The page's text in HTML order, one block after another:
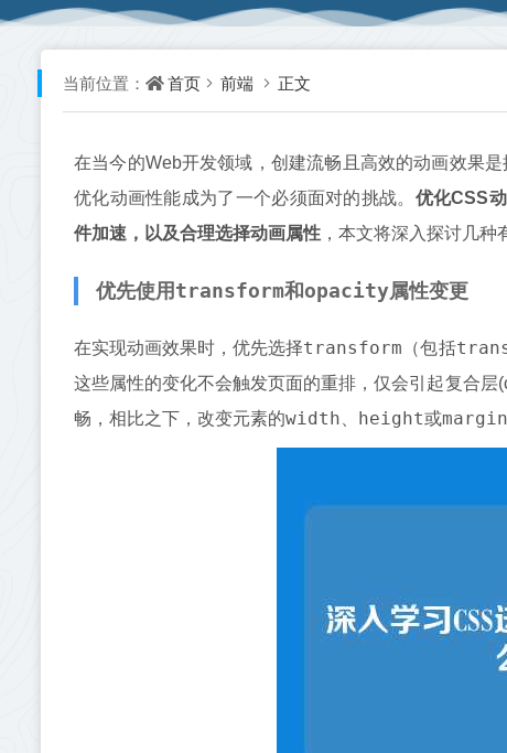
当前位置： 首页 前端 正文
在当今的Web开发领域，创建流畅且高效的动画效果
优化动画性能成为了一个必须面对的挑战。 优化CSS
件加速，以及合理选择动画属性 ，本文将深入探讨几种
优先使用 transform和 opacity属性变更
在实现动画效果时，优先选择transform （包括
这些属性的变化不会触发页面的重排，仅会引起复合
畅，相比之下，改变元素的width height或margin